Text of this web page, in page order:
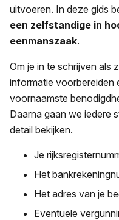
uitvoeren. In deze gids
een zelfstandige in
eenmanszaak.
Om je in te schrijven als
informatie voorbereiden
voornaamste
Daarna gaan we iedere
detail bekijken.
Je
Het
Het adres van je
Eventuele